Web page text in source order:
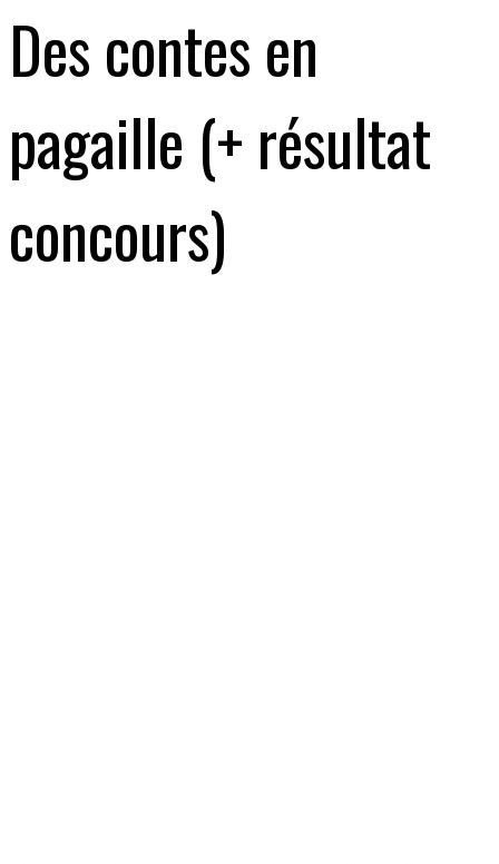
Des contes en
pagaille (+ résultat
concours)